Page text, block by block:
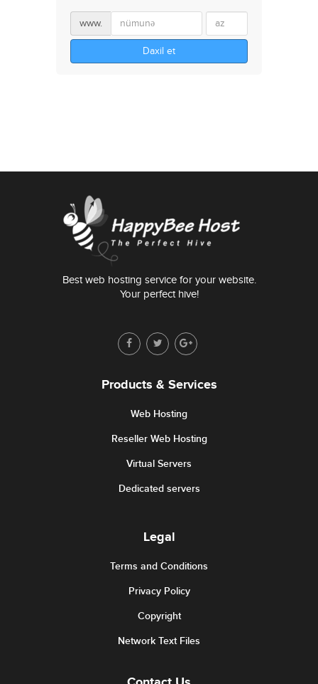
www.
Daxil et
Best web hosting service for your website.
Your perfect hive!
Products & Services
Web Hosting
Reseller Web Hosting
Virtual Servers
Dedicated servers
Legal
Terms and Conditions
Privacy Policy
Copyright
Network Text Files